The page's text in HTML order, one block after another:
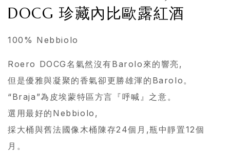
DOCG 珍藏內比歐露紅酒
100% Nebbiolo
Roero DOCG名氣然沒有Barolo來的響亮,
但是優雅與凝聚的香氣卻更勝雄渾的Barolo。
“Braja”為皮埃蒙特區方言『呼喊』之意。
選用最好的Nebbiolo,
採大桶與舊法國像木桶陳存24個月,瓶中靜置12個
月。